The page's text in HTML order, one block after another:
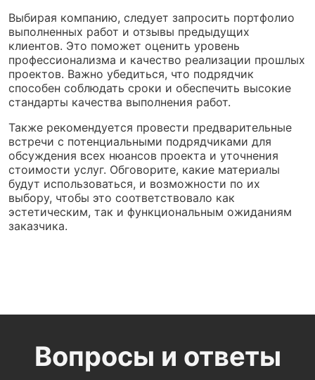
Выбирая компанию, следует запросить портфолио
выполненных работ и отзывы предыдущих
клиентов. Это поможет оценить уровень
профессионализма и качество реализации прошлых
проектов. Важно убедиться, что подрядчик
способен соблюдать сроки и обеспечить высокие
стандарты качества выполнения работ.
Также рекомендуется провести предварительные
встречи с потенциальными подрядчиками для
обсуждения всех нюансов проекта и уточнения
стоимости услуг. Обговорите, какие материалы
будут использоваться, и возможности по их
выбору, чтобы это соответствовало как
эстетическим, так и функциональным ожиданиям
заказчика.
Вопросы и ответы